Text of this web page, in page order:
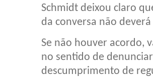
Schmidt deixou claro
da conversa não
Se não houver acordo,
no sentido de
descumprimento de